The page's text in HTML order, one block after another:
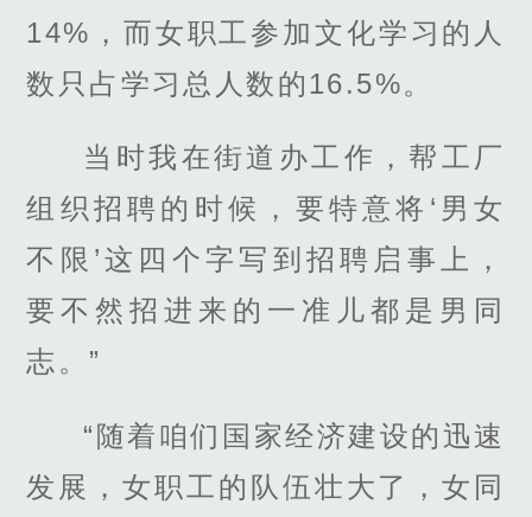
14%，而女职工参加文化学习的人
数只占学习总人数的16.5%。
当时我在街道办工作，帮工厂
组织招聘的时候，要特意将‘男女
不限’这四个字写到招聘启事上，
要不然招进来的一准儿都是男同
志。”
“随着咱们国家经济建设的迅速
发展，女职工的队伍壮大了，女同